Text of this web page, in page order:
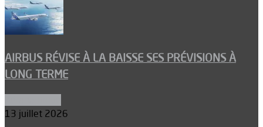
AIRBUS RÉVISE À LA BAISSE SES PRÉVISIONS À
LONG TERME
13 juillet 2026